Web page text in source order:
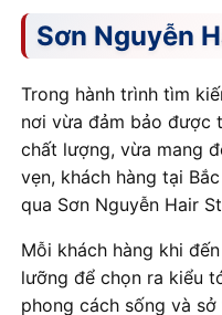
Sơn Nguyễn
Trong hành trình tìm
nơi vừa đảm bảo được
chất lượng, vừa mang
vẹn, khách hàng tại
qua Sơn Nguyễn Hair
Mỗi khách hàng khi
lưỡng để chọn ra kiểu
phong cách sống và